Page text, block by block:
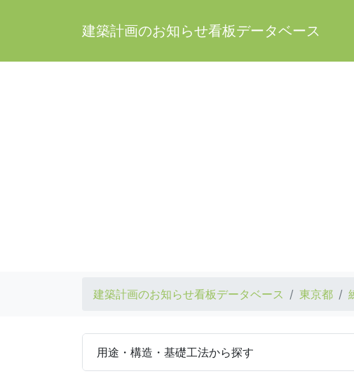
建築計画のお知らせ看板データベース
建築計画のお知らせ看板データベース 東京都
用途・構造・基礎工法から探す